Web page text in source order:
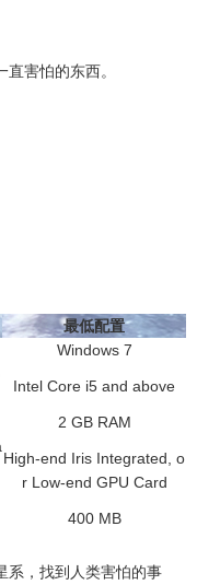
害怕的东西。
最低配置
Windows 7
Intel Core i5 and above
2 GB RAM
High-end Iris Integrated, o
r Low-end GPU Card
400 MB
系，找到人类害怕的事